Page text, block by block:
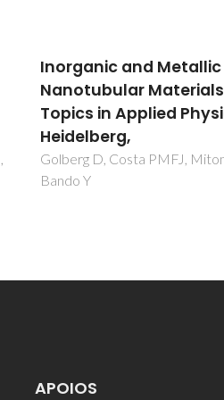
Inorganic and Metallic
Nanotubular
Topics in Applied
Heidelberg,
Golberg D, Costa PMFJ,
Bando Y
APOIOS